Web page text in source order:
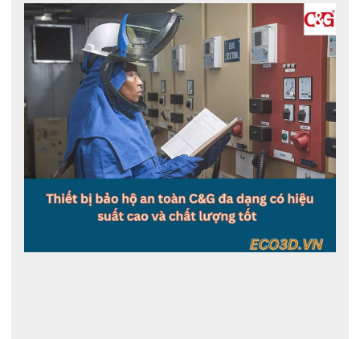
Khu vực bảo trì, sửa chữa thiết bị điện
Phòng kỹ thuật, phòng điều khiển hệ thống điện
Các công trình yêu cầu tiêu chuẩn an toàn điện cao
ĐỊA CHỈ BẢO HỘ THẢM CÁCH ĐIỆN
TRÊN TOÀN QUỐC
Bảo hộ lao động ECO3D hiện là một trong những đơn
vị tiên phong trên toàn quốc trong lĩnh vực cung cấp
giày  cách điện chính hãng, cao cấp dành riêng cho
ngành điện. Hỗ trợ khách hàng kiểm định tất cả sản